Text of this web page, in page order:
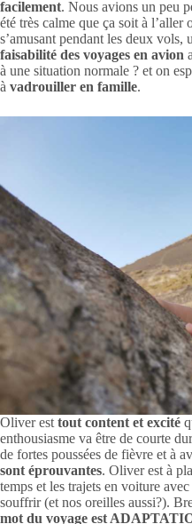
facilement. Nous avions un peu
été très calme que ça soit à
s’amusant pendant les deux vols,
faisabilité des voyages en avion
à une situation normale ? et on
à vadrouiller en famille.
Oliver est tout content et excité
enthousiasme va être de courte
de fortes poussées de fièvre et à
sont éprouvantes. Oliver est à
temps et les trajets en voiture
souffrir (et nos oreilles aussi?).
mot du voyage est